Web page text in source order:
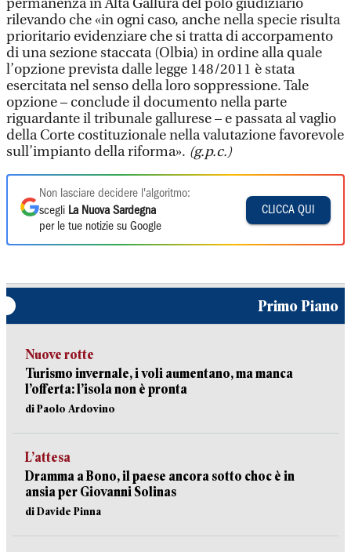
permanenza in Alta Gallura del polo giudiziario
rilevando che «in ogni caso, anche nella specie risulta
prioritario evidenziare che si tratta di accorpamento
di una sezione staccata (Olbia) in ordine alla quale
l’opzione prevista dalle legge 148/2011 è stata
esercitata nel senso della loro soppressione. Tale
opzione – conclude il documento nella parte
riguardante il tribunale gallurese – e passata al vaglio
della Corte costituzionale nella valutazione favorevole
sull’impianto della riforma». (g.p.c.)
Non lasciare decidere l'algoritmo:
scegli La Nuova Sardegna
per le tue notizie su Google
CLICCA QUI
Primo Piano
Nuove rotte
Turismo invernale, i voli aumentano, ma manca
l’offerta: l’isola non è pronta
di Paolo Ardovino
L’attesa
Dramma a Bono, il paese ancora sotto choc è in
ansia per Giovanni Solinas
di Davide Pinna